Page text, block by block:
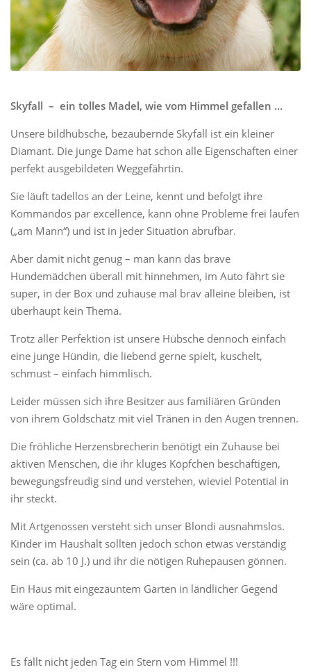
Skyfall – ein tolles Madel, wie vom Himmel gefallen …
Unsere bildhübsche, bezaubernde Skyfall ist ein kleiner
Diamant. Die junge Dame hat schon alle Eigenschaften einer
perfekt ausgebildeten Weggefährtin.
Sie läuft tadellos an der Leine, kennt und befolgt ihre
Kommandos par excellence, kann ohne Probleme frei laufen
(„am Mann“) und ist in jeder Situation abrufbar.
Aber damit nicht genug – man kann das brave
Hundemädchen überall mit hinnehmen, im Auto fährt sie
super, in der Box und zuhause mal brav alleine bleiben, ist
überhaupt kein Thema.
Trotz aller Perfektion ist unsere Hübsche dennoch einfach
eine junge Hündin, die liebend gerne spielt, kuschelt,
schmust – einfach himmlisch.
Leider müssen sich ihre Besitzer aus familiären Gründen
von ihrem Goldschatz mit viel Tränen in den Augen trennen.
Die fröhliche Herzensbrecherin benötigt ein Zuhause bei
aktiven Menschen, die ihr kluges Köpfchen beschäftigen,
bewegungsfreudig sind und verstehen, wieviel Potential in
ihr steckt.
Mit Artgenossen versteht sich unser Blondi ausnahmslos.
Kinder im Haushalt sollten jedoch schon etwas verständig
sein (ca. ab 10 J.) und ihr die nötigen Ruhepausen gönnen.
Ein Haus mit eingezäuntem Garten in ländlicher Gegend
wäre optimal.
Es fällt nicht jeden Tag ein Stern vom Himmel !!!